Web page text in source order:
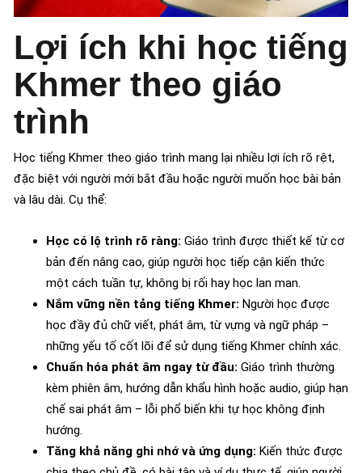
Lợi ích khi học tiếng
Khmer theo giáo
trình
Học tiếng Khmer theo giáo trình mang lại nhiều lợi ích rõ rệt,
đặc biệt với người mới bắt đầu hoặc người muốn học bài bản
và lâu dài. Cụ thể:
Học có lộ trình rõ ràng: Giáo trình được thiết kế từ cơ
bản đến nâng cao, giúp người học tiếp cận kiến thức
một cách tuần tự, không bị rối hay học lan man.
Nắm vững nền tảng tiếng Khmer: Người học được
học đầy đủ chữ viết, phát âm, từ vựng và ngữ pháp –
những yếu tố cốt lõi để sử dụng tiếng Khmer chính xác.
Chuẩn hóa phát âm ngay từ đầu: Giáo trình thường
kèm phiên âm, hướng dẫn khẩu hình hoặc audio, giúp hạn
chế sai phát âm – lỗi phổ biến khi tự học không định
hướng.
Tăng khả năng ghi nhớ và ứng dụng: Kiến thức được